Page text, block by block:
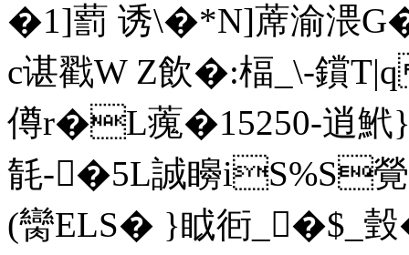
�1]藅 诱\�*N]蓆渝渨
c谌戳W Z飲�:楅_\-鑜
僔r�L藱�15250-逍鮘}
毻-�5L誠矈iS%S覮
(臠ELS� }眓衐_�$_瑴